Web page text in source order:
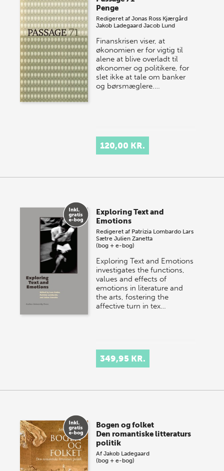
Penge
Redigeret afJonas Ross Kjærgård
Jakob Ladegaard Jacob Lund
Finanskrisen viser, at
økonomien er for vigtig til
alene at blive overladt til
økonomer og politikere, for
slet ikke at tale om banker
og børsmæglere.…
120,00 KR.
Exploring Text and
Emotions
Redigeret af Patrizia Lombardo Lars
Sætre Julien Zanetta
(bog + e-bog)
Exploring Text and Emotions
investigates the functions,
values and effects of
emotions in literature and
the arts, fostering the
affective turn in tex…
349,95 KR.
Bogen og folket
Den romantiske litteraturs
politik
AfJakob Ladegaard
(bog + e-bog)